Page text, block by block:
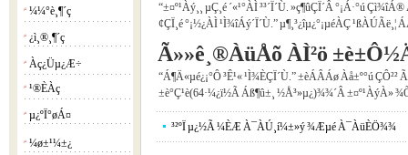
¡á ¼¼°è¸¶´ç
¡á ¿ì¸®¸¶´ç
¡á Àç¿Üµ¿Æ÷
¡á ¹®È­Àç
¡á µ¿ºÏ°øÁ¤
¡á ¼ø±¹¼±¿­
“±¤º¹Àý¸¸ µÇ¸é ´«¹°ÀÌ ³³´Ï´Ù. »ç¶ûÇÏ´Â °¡Á·°ú
¢ÇÏ¸é °¡½¿ÀÌ ¹Ì¾îÁý´Ï´Ù.” µ¶¸³¿îµ¿°¡µéÀÇ
Ã»»ê¸®ÀüÅõ ÀÌ²ö
“Á¶Ä«µé¿¡°Ô ³Ê¹« ¹Ì¾ÈÇÏ´Ù.” ±èÁÂÁø Àå±º°ú
±è°Ç¹è(64·¼­¿ï½Ã Áß¶û±¸ ½Å³»µ¿)¾¾´Â ±¤º¹ÀýÀ»
³²ºÏ µ¿½Ã ¼­ÈÆ À¯ÀÚ¸í¼±»ý ¾Æµé À¯ÀüÈÖ¾¾